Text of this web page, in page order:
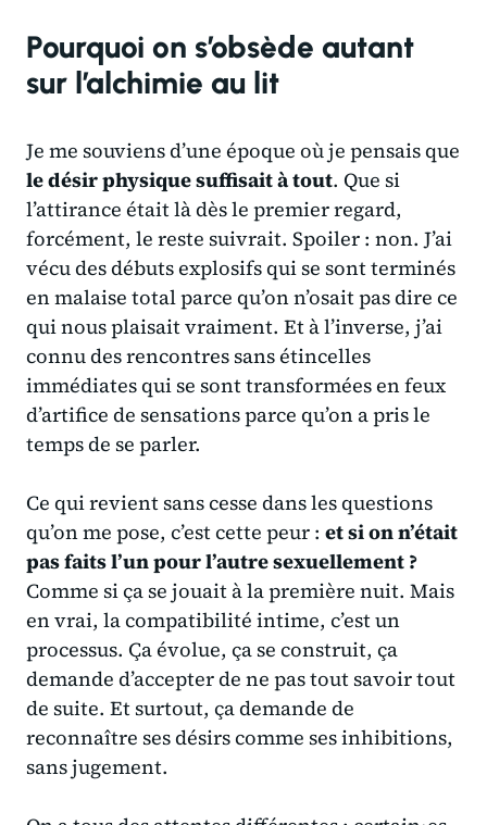
Pourquoi on s’obsède autant
sur l’alchimie au lit
Je me souviens d’une époque où je pensais que
le désir physique suffisait à tout. Que si
l’attirance était là dès le premier regard,
forcément, le reste suivrait. Spoiler : non. J’ai
vécu des débuts explosifs qui se sont terminés
en malaise total parce qu’on n’osait pas dire ce
qui nous plaisait vraiment. Et à l’inverse, j’ai
connu des rencontres sans étincelles
immédiates qui se sont transformées enfeux
d’artifice de sensationsparce qu’on a pris le
temps de se parler.
Ce qui revient sans cesse dans les questions
qu’on me pose, c’est cette peur : et si on n’était
pas faits l’un pour l’autre sexuellement ?
Comme si ça se jouait à la première nuit. Mais
en vrai, la compatibilité intime, c’est un
processus. Ça évolue, ça se construit, ça
demande d’accepter de ne pas tout savoir tout
de suite. Et surtout, ça demande de
reconnaître ses désirs comme ses inhibitions,
sans jugement.